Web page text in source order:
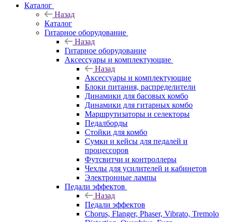
Каталог
Назад
Каталог
Гитарное оборудование
Назад
Гитарное оборудование
Аксессуары и комплектующие
Назад
Аксессуары и комплектующие
Блоки питания, распределители
Динамики для басовых комбо
Динамики для гитарных комбо
Маршрутизаторы и селекторы
Педалборды
Стойки для комбо
Сумки и кейсы для педалей и
процессоров
Футсвитчи и контроллеры
Чехлы для усилителей и кабинетов
Электронные лампы
Педали эффектов
Назад
Педали эффектов
Chorus, Flanger, Phaser, Vibrato, Tremolo